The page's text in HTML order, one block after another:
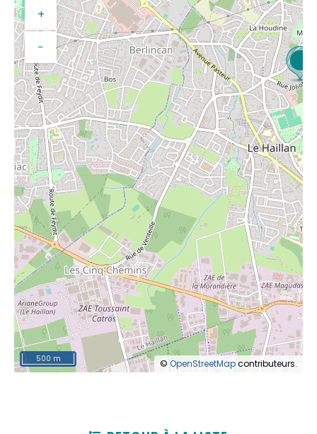
+
−
© OpenStreetMapcontributeurs.
500 m